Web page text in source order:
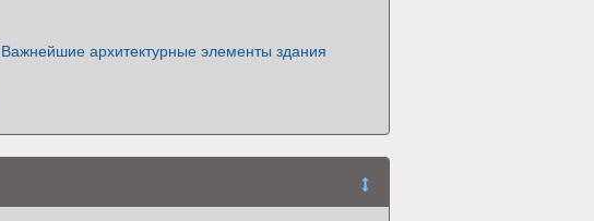
Важнейшие архитектурные элементы здания